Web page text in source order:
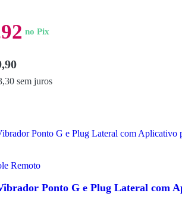
sem juros
no Pix
Remoto
Ponto G e Plug Lateral com